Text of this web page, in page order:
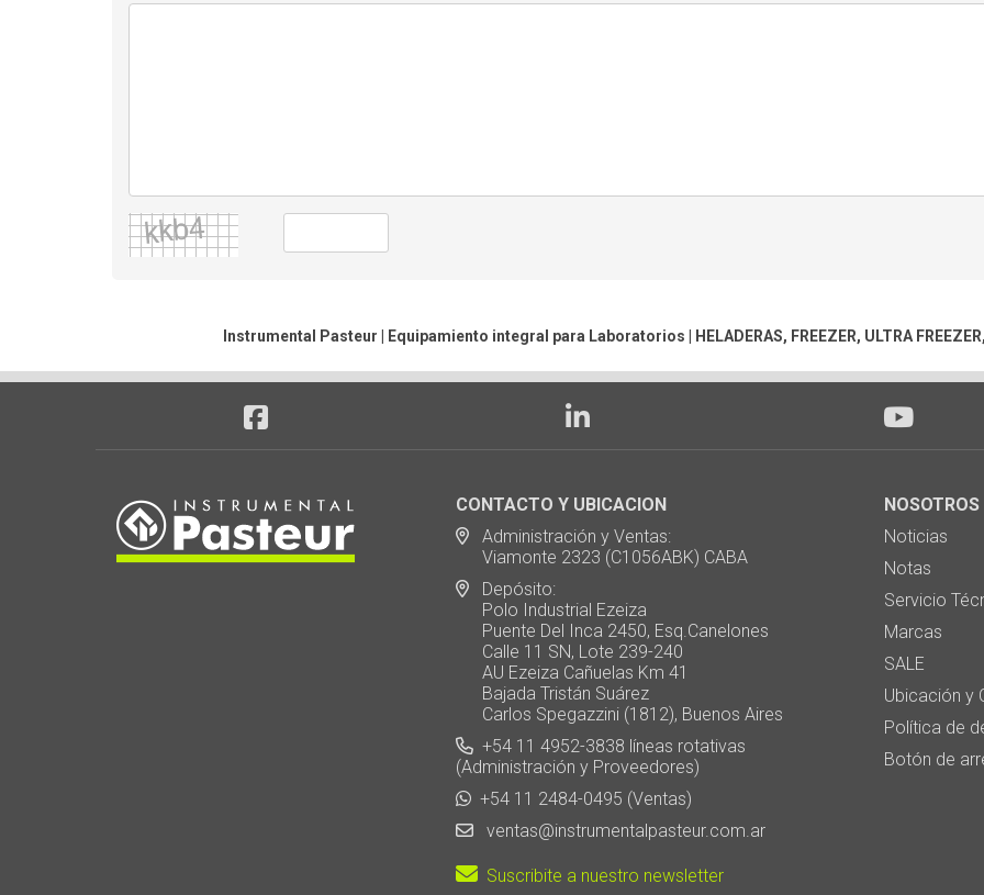
Instrumental Pasteur | Equipamiento integral para Laboratorios | HELADERAS, FREEZER, ULTRA
CONTACTO Y UBICACION
Administración y Ventas:
Viamonte 2323 (C1056ABK) CABA
Depósito:
Polo Industrial Ezeiza
Puente Del Inca 2450, Esq.Canelones
Calle 11 SN, Lote 239-240
AU Ezeiza Cañuelas Km 41
Bajada Tristán Suárez
Carlos Spegazzini (1812), Buenos Aires
+54 11 4952-3838 líneas rotativas
(Administración y Proveedores)
+54 11 2484-0495 (Ventas)
ventas@instrumentalpasteur.com.ar
Suscribite a nuestro newsletter
NOSOTROS
Noticias
Notas
Servicio
Marcas
SALE
Ubicación y
Política de
Botón de